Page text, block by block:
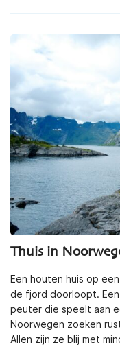
Thuis in
Een houten huis op
de fjord doorloopt.
peuter die speelt aan
Noorwegen zoeken
Allen zijn ze blij met